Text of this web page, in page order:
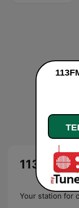
113FM
Your station for